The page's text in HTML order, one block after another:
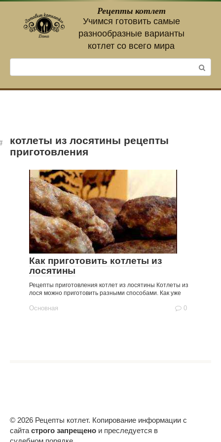
контенту
Рецепты котлет
Учимся готовить самые
разнообразные варианты
котлет со всего мира
котлеты из лосятины рецепты
приготовления
Как приготовить котлеты из
лосятины
Рецепты приготовления котлет из лосятины Котлеты из
лося можно приготовить разными способами. Как уже
Основная 0
© 2026 Рецепты котлет. Копирование информации с
сайта строго запрещено и преследуется в